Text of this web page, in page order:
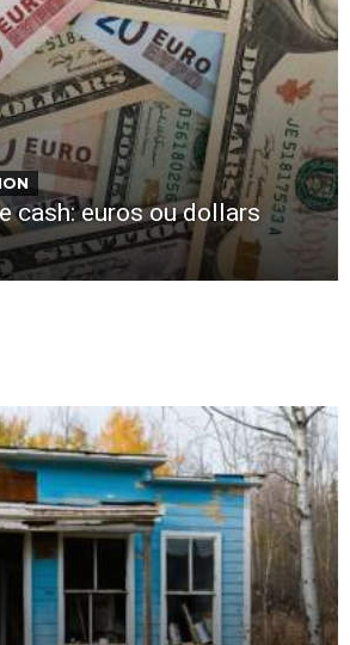
cash: euros ou dollars